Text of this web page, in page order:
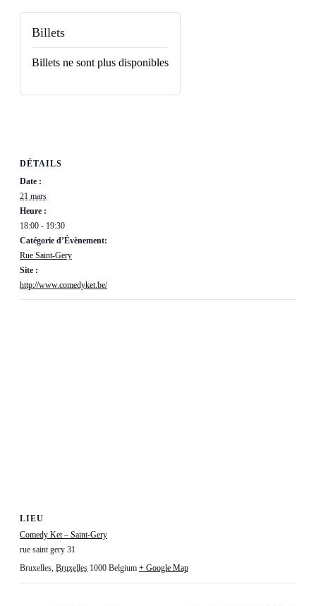
DÉTAILS
Date :
21 mars
Heure :
18:00 - 19:30
Catégorie d’Évènement:
Rue Saint-Gery
Site :
http://www.comedyket.be/
LIEU
Comedy Ket – Saint-Gery
rue saint gery 31
Bruxelles, Bruxelles 1000 Belgium + Google Map
Billets
Billets ne sont plus disponibles